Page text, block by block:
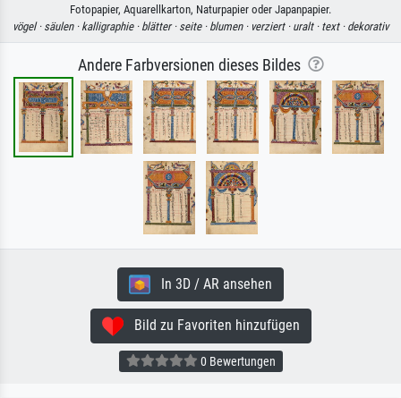
Fotopapier, Aquarellkarton, Naturpapier oder Japanpapier.
vögel · säulen · kalligraphie · blätter · seite · blumen · verziert · uralt · text · dekorativ
Andere Farbversionen dieses Bildes
In 3D / AR ansehen
Bild zu Favoriten hinzufügen
0 Bewertungen